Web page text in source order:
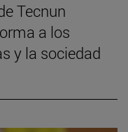
Tecnun
a los
y la sociedad